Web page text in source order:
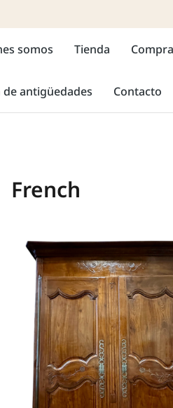
somos Tienda
de antigüedades Contacto
French